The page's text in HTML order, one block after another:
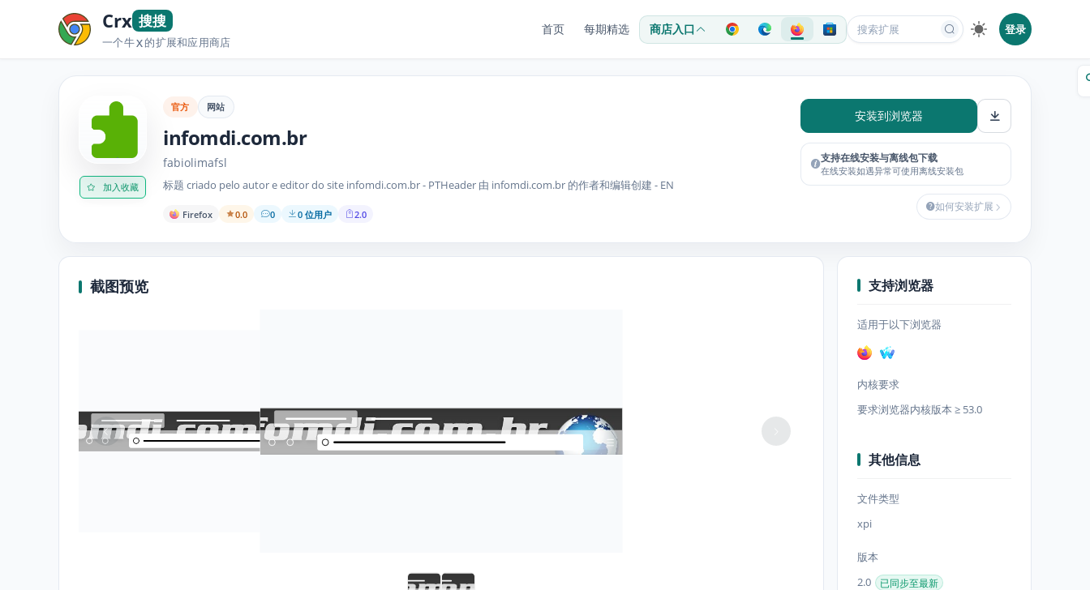
Crx 搜搜
一个牛X的扩展和应用商店
首页 每期精选 商店入口 登录
加入收藏
官方 网站
infomdi.com.br
fabiolimafsl
标题 criado pelo autor e editor do site infomdi.com.br - PTHeader 由 infomdi.com.br 的作者和编辑创建 - EN
Firefox 0.0 0 0 位用户 2.0
安装到浏览器
支持在线安装与离线包下载
在线安装如遇异常可使用离线安装包
如何安装扩展
截图预览 支持浏览器
适用于以下浏览器
内核要求
要求浏览器内核版本 ≥ 53.0
其他信息
文件类型
xpi
版本
2.0
已同步至最新